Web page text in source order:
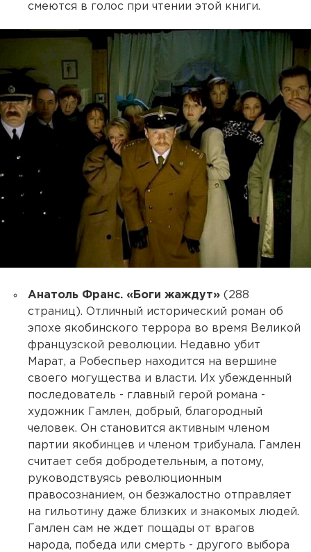
смеются в голос при чтении этой книги.
Анатоль Франс. «Боги жаждут» (288
страниц). Отличный исторический роман об
эпохе якобинского террора во время Великой
французской революции. Недавно убит
Марат, а Робеспьер находится на вершине
своего могущества и власти. Их убежденный
последователь - главный герой романа -
художник Гамлен, добрый, благородный
человек. Он становится активным членом
партии якобинцев и членом трибунала. Гамлен
считает себя добродетельным, а потому,
руководствуясь революционным
правосознанием, он безжалостно отправляет
на гильотину даже близких и знакомых людей.
Гамлен сам не ждет пощады от врагов
народа, победа или смерть - другого выбора